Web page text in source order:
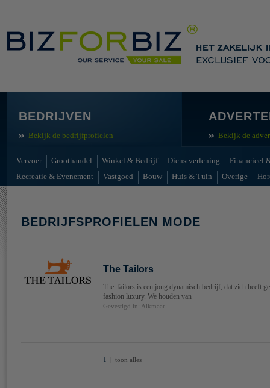
BEDRIJVEN
Bekijk de bedrijfprofielen Bekijk de
Vervoer Groothandel Winkel & Bedrijf Dienstverlening
Financieel
Recreatie & Evenement
Vastgoed Bouw Huis & Tuin Overige
BEDRIJFSPROFIELEN MODE
The Tailors
The Tailors is een jong dynamisch bedrijf, dat zich heeft
fashion luxury. We houden van
Gevestigd in: Alkmaar
1 | toon alles